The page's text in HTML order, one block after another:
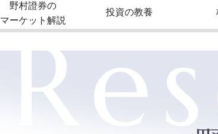
野村證券の
マーケット解説
投資の教養